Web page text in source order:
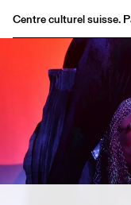
Centre culturel suisse.
Librairie
Buvette
Archives
Médiathèque
Éditions